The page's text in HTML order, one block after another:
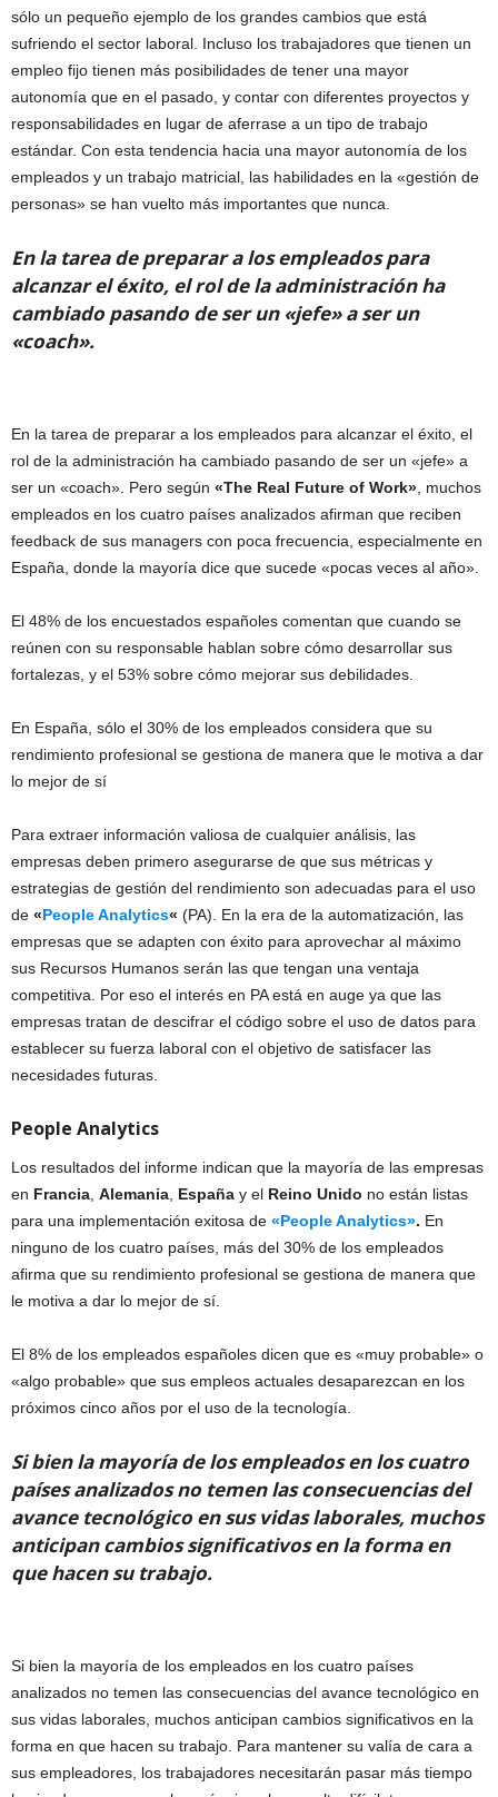
sólo un pequeño ejemplo de los grandes cambios que está
sufriendo el sector laboral. Incluso los trabajadores que tienen un
empleo fijo tienen más posibilidades de tener una mayor
autonomía que en el pasado, y contar con diferentes proyectos y
responsabilidades en lugar de aferrase a un tipo de trabajo
estándar. Con esta tendencia hacia una mayor autonomía de los
empleados y un trabajo matricial, las habilidades en la «gestión de
personas» se han vuelto más importantes que nunca.
En la tarea de preparar a los empleados para
alcanzar el éxito, el rol de la administración ha
cambiado pasando de ser un «jefe» a ser un
«coach».
En la tarea de preparar a los empleados para alcanzar el éxito, el
rol de la administración ha cambiado pasando de ser un «jefe» a
ser un «coach». Pero según «The Real Future of Work» , muchos
empleados en los cuatro países analizados afirman que reciben
feedback de sus managers con poca frecuencia, especialmente en
España, donde la mayoría dice que sucede «pocas veces al año».
El 48% de los encuestados españoles comentan que cuando se
reúnen con su responsable hablan sobre cómo desarrollar sus
fortalezas, y el 53% sobre cómo mejorar sus debilidades.
En España, sólo el 30% de los empleados considera que su
rendimiento profesional se gestiona de manera que le motiva a dar
lo mejor de sí
Para extraer información valiosa de cualquier análisis, las
empresas deben primero asegurarse de que sus métricas y
estrategias de gestión del rendimiento son adecuadas para el uso
de «People Analytics« (PA). En la era de la automatización, las
empresas que se adapten con éxito para aprovechar al máximo
sus Recursos Humanos serán las que tengan una ventaja
competitiva. Por eso el interés en PA está en auge ya que las
empresas tratan de descifrar el código sobre el uso de datos para
establecer su fuerza laboral con el objetivo de satisfacer las
necesidades futuras.
People Analytics
Los resultados del informe indican que la mayoría de las empresas
en Francia Alemania España y el Reino Unido no están listas
para una implementación exitosa de «People Analytics». En
ninguno de los cuatro países, más del 30% de los empleados
afirma que su rendimiento profesional se gestiona de manera que
le motiva a dar lo mejor de sí.
El 8% de los empleados españoles dicen que es «muy probable» o
«algo probable» que sus empleos actuales desaparezcan en los
próximos cinco años por el uso de la tecnología.
Si bien la mayoría de los empleados en los cuatro
países analizados no temen las consecuencias del
avance tecnológico en sus vidas laborales, muchos
anticipan cambios significativos en la forma en
que hacen su trabajo.
Si bien la mayoría de los empleados en los cuatro países
analizados no temen las consecuencias del avance tecnológico en
sus vidas laborales, muchos anticipan cambios significativos en la
forma en que hacen su trabajo. Para mantener su valía de cara a
sus empleadores, los trabajadores necesitarán pasar más tiempo